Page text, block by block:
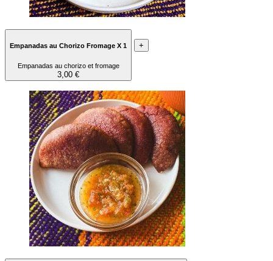
Empanadas au Chorizo Fromage X 1
Empanadas au chorizo et fromage
3,00 €
+